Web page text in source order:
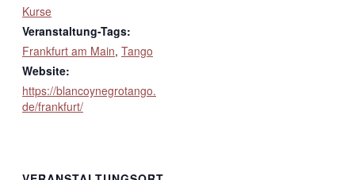
Kurse
Veranstaltung-Tags:
Frankfurt am Main, Tango
Website:
https://blancoynegrotango.
de/frankfurt/